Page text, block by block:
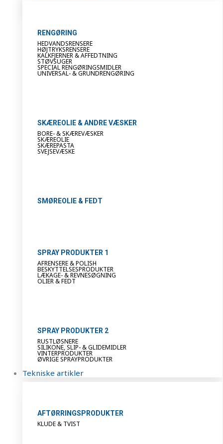
RENGØRING
HEDVANDSRENSERE
HØJTRYKSRENSERE
KALKFJERNER & AFFEDTNING
STØVSUGER
SPECIAL RENGØRINGSMIDLER
UNIVERSAL- & GRUNDRENGØRING
SKÆREOLIE & ANDRE VÆSKER
BORE- & SKÆREVÆSKER
SKÆREOLIE
SKÆREPASTA
SVEJSEVÆSKE
SMØREOLIE & FEDT
SPRAY PRODUKTER 1
AFRENSERE & POLISH
BESKYTTELSESPRODUKTER
LÆKAGE- & REVNESØGNING
OLIER & FEDT
SPRAY PRODUKTER 2
RUSTLØSNERE
SILIKONE, SLIP- & GLIDEMIDLER
VINTERPRODUKTER
ØVRIGE SPRAYPRODUKTER
Tekniske artikler
AFTØRRINGSPRODUKTER
KLUDE & TVIST